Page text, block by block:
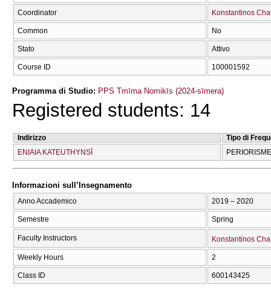
Coordinator Konstantinos
Common No
Stato Attivo
Course ID 100001592
Programma di Studio: PPS Tmīma Nomikīs (2024-sīmera)
Registered students: 14
Indirizzo
Tipo di
ENIAIA KATEUTHYNSĪ
Informazioni sull’Insegnamento
Anno Accademico 2019 – 2020
Semestre Spring
Faculty Instructors Konstantinos
Weekly Hours 2
Class ID 600143425